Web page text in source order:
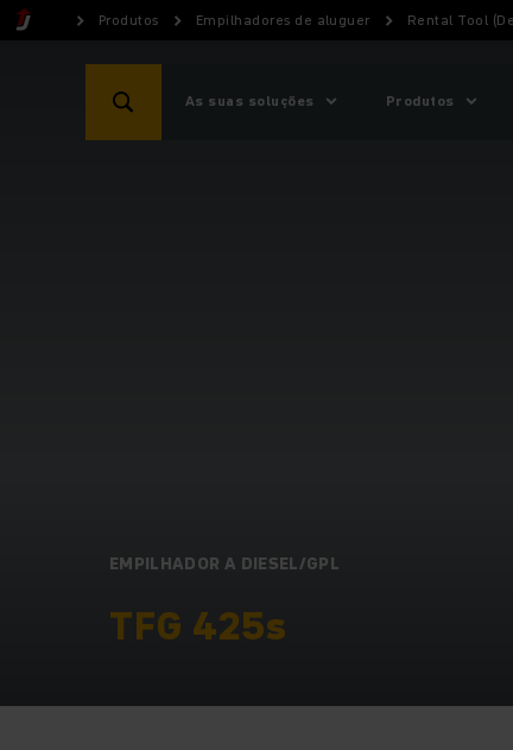
Produtos Empilhadores de aluguer Rental Tool
As suas soluções Produtos
EMPILHADOR A DIESEL/GPL
TFG 425s